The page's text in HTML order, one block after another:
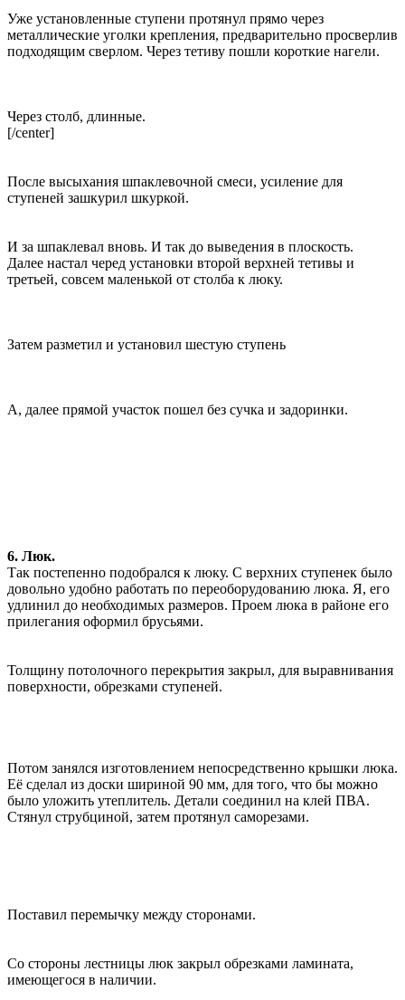
Уже установленные ступени протянул прямо через
металлические уголки крепления, предварительно просверлив
подходящим сверлом. Через тетиву пошли короткие нагели.
Через столб, длинные.
[/center]
После высыхания шпаклевочной смеси, усиление для
ступеней зашкурил шкуркой.
И за шпаклевал вновь. И так до выведения в плоскость.
Далее настал черед установки второй верхней тетивы и
третьей, совсем маленькой от столба к люку.
Затем разметил и установил шестую ступень
А, далее прямой участок пошел без сучка и задоринки.
6. Люк.
Так постепенно подобрался к люку. С верхних ступенек было
довольно удобно работать по переоборудованию люка. Я, его
удлинил до необходимых размеров. Проем люка в районе его
прилегания оформил брусьями.
Толщину потолочного перекрытия закрыл, для выравнивания
поверхности, обрезками ступеней.
Потом занялся изготовлением непосредственно крышки люка.
Её сделал из доски шириной 90 мм, для того, что бы можно
было уложить утеплитель. Детали соединил на клей ПВА.
Стянул струбциной, затем протянул саморезами.
Поставил перемычку между сторонами.
Со стороны лестницы люк закрыл обрезками ламината,
имеющегося в наличии.